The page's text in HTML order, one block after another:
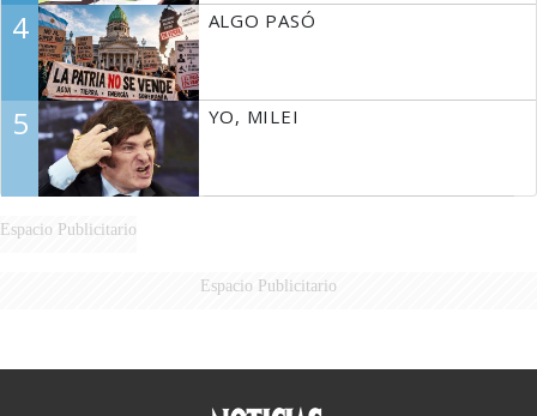
4 ALGO PASÓ
5 YO, MILEI
Espacio Publicitario
Espacio Publicitario